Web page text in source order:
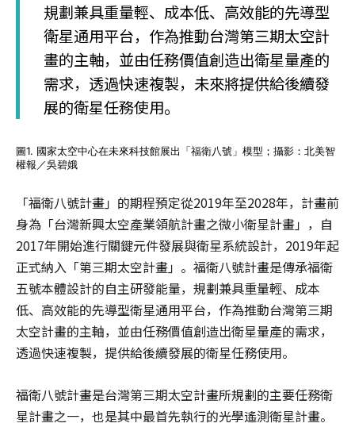
規劃兼具重量輕、成本低、高效能的先導型
衛星通用平台，作為推動台灣第三期太空計
畫的主軸，並由任務價值創造出衛星量產的
需求，透過快速複製，未來將提供給後續發
展的衛星任務使用。
圖1. 國家太空中心在未來科技館展出「福衛八號」模型；攝影：北美智
權報／吳碧娥
「福衛八號計畫」的期程預定從2019年至2028年，計畫前
身為「台灣新興太空產業領航計畫之微小衛星計畫」，自
2017年開始進行關鍵元件發展與衛星系統設計，2019年起
正式納入「第三期太空計畫」。福衛八號計畫是傳承福衛
五號本體設計的自主研發能量，規劃兼具重量輕、成本
低、高效能的先導型衛星通用平台，作為推動台灣第三期
太空計畫的主軸，並由任務價值創造出衛星量產的需求，
透過快速複製，提供給後續發展的衛星任務使用。
福衛八號計畫是台灣第三期太空計畫所規劃的主要任務衛
星計畫之一，也是其中最首先執行的光學遙測衛星計畫。